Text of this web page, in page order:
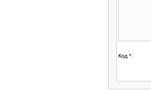
Код *: